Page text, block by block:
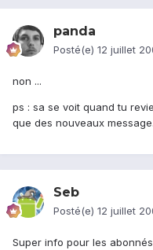
panda
Posté(e) 12 juillet
non ...
ps : sa se voit quand tu
que des nouveaux
Seb
Posté(e) 12 juillet
Super info pour les